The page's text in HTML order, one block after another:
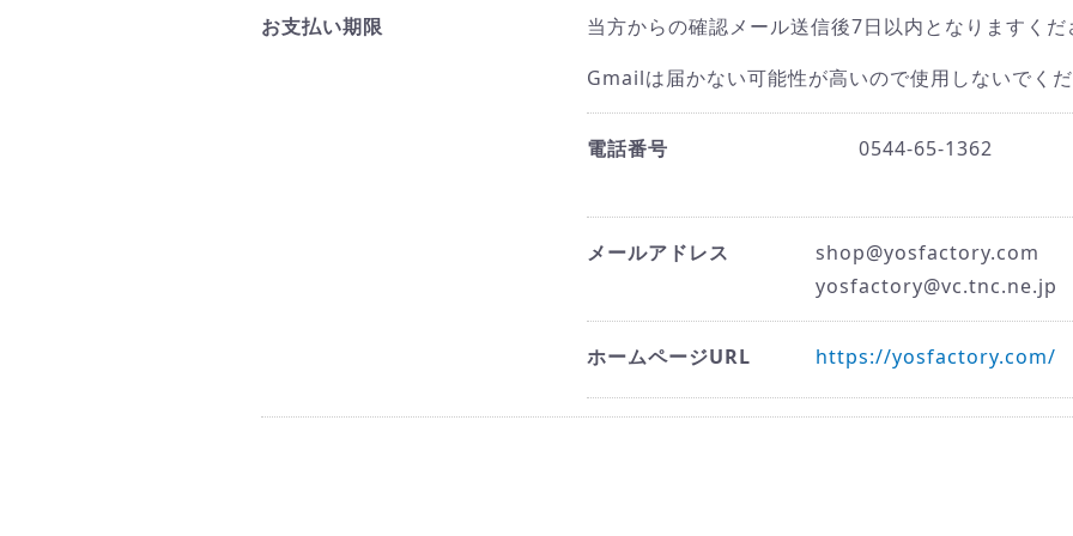
お支払い期限
当方からの確認メール送信後7日以内となりますくだ
Gmailは届かない可能性が高いので使用しないでく
電話番号 0544-65-1362
メールアドレス
shop@yosfactory.com
yosfactory@vc.tnc.ne.jp
ホームページURL https://yosfactory.com/